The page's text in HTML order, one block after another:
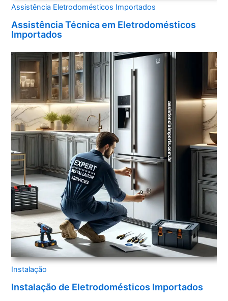
Assistência Eletrodomésticos Importados
Assistência Técnica em Eletrodomésticos
Importados
Instalação
Instalação de Eletrodomésticos Importados